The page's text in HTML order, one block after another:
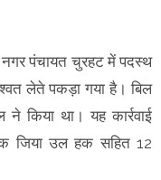
पंचायत चुरहट में पदस्थ
लेते पकड़ा गया है। बिल
किया था। यह कार्रवाई
जिया उल हक सहित 12